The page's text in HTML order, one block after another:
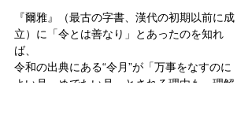
『爾雅』（最古の字書、漢代の初期以前に成
立）に「令とは善なり」とあったのを知れ
ば、
令和の出典にある“令月”が「万事をなすのに
よい月、めでたい月」とされる理由も、理解